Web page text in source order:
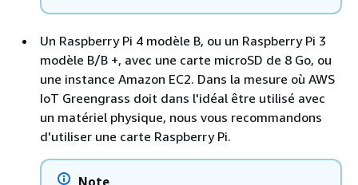
Un Raspberry Pi 4 modèle B, ou un Raspberry Pi 3
modèle B/B +, avec une carte microSD de 8 Go, ou
une instance Amazon EC2. Dans la mesure où AWS
IoT Greengrass doit dans l'idéal être utilisé avec
un matériel physique, nous vous recommandons
d'utiliser une carte Raspberry Pi.
Note